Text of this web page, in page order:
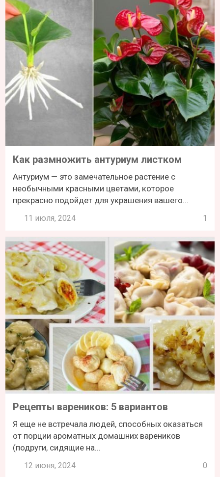
Как размножить антуриум листком
Антуриум — это замечательное растение с
необычными красными цветами, которое
прекрасно подойдет для украшения вашего...
11 июля, 2024 1
Рецепты вареников: 5 вариантов
Я еще не встречала людей, способных оказаться
от порции ароматных домашних вареников
(подруги, сидящие на...
12 июня, 2024 0